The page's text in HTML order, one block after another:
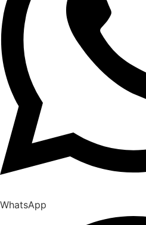
WhatsApp